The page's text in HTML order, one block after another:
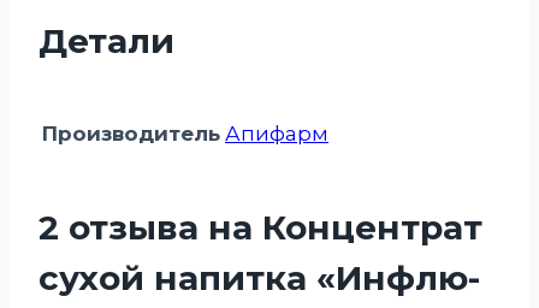
Детали
Производитель Апифарм
2 отзыва на Концентрат
сухой напитка «Инфлю-